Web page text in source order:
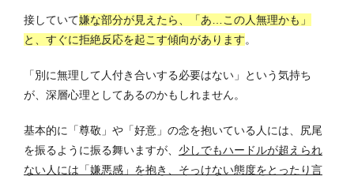
接していて嫌な部分が見えたら、「あ…この人無理かも」
と、すぐに拒絶反応を起こす傾向があります。
「別に無理して人付き合いする必要はない」という気持ち
が、深層心理としてあるのかもしれません。
基本的に「尊敬」や「好意」の念を抱いている人には、尻尾
を振るように振る舞いますが、 少しでもハードルが超えられ
ない人には「嫌悪感」を抱き、そっけない態度をとったり言